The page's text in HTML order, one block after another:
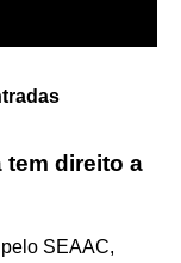
tem direito a
SEAAC,